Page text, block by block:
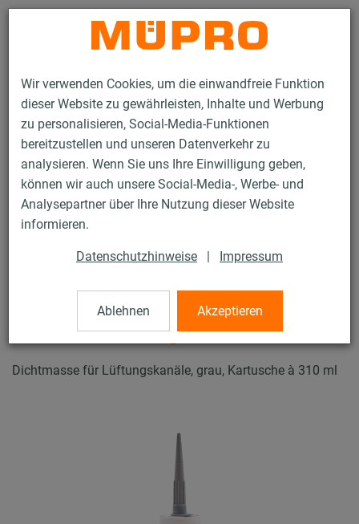
Wir verwenden Cookies, um die einwandfreie Funktion
dieser Website zu gewährleisten, Inhalte und Werbung
zu personalisieren, Social-Media-Funktionen
bereitzustellen und unseren Datenverkehr zu
analysieren. Wenn Sie uns Ihre Einwilligung geben,
können wir auch unsere Social-Media-, Werbe- und
Analysepartner über Ihre Nutzung dieser Website
informieren.
Datenschutzhinweise | Impressum
Ablehnen Akzeptieren
Kontakt
Produkte
Dicht- und Schutzstoffe
Klebebänder, Dichtstoffe und Kleber
Dichtmasse für Lüftungskanäle
Dichtmasse für
Lüftungskanäle
Dichtmasse für Lüftungskanäle, grau, Kartusche à 310 ml